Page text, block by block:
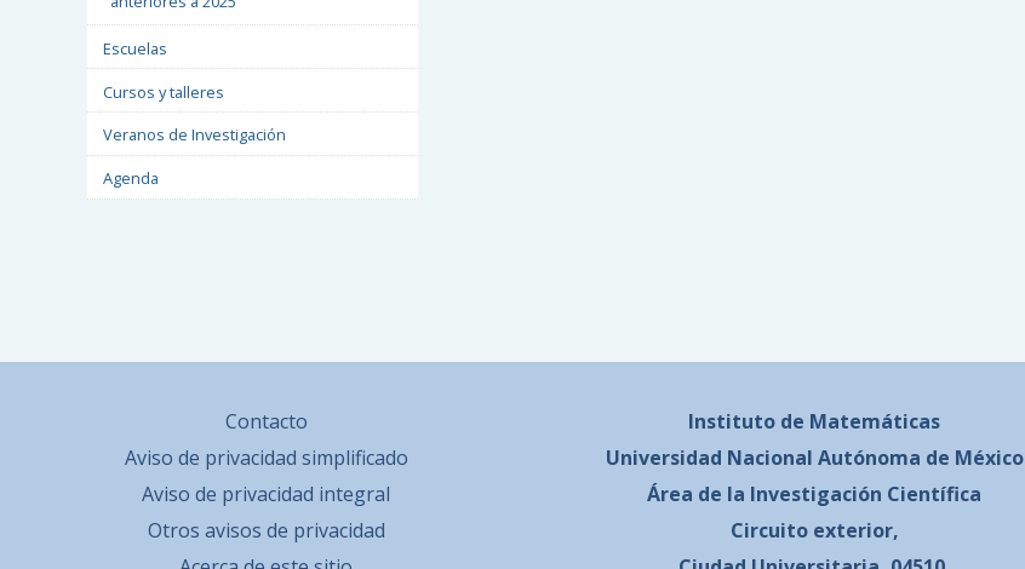
Escuelas
Cursos y talleres
Veranos de Investigación
Agenda
Contacto
Aviso de privacidad simplificado
Aviso de privacidad integral
Otros avisos de privacidad
Instituto de Matemáticas
Universidad Nacional Autónoma de México
Área de la Investigación Científica
Circuito exterior,